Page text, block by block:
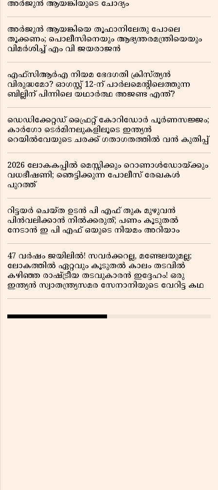
അർജുൻ ആയങ്കിയുടെ ചോദ്യം
അർജുൻ ആയങ്കിയെ തൂഫാനിലേതു പോലെ
തൂക്കണം; പൊലീസിനെയും ആഭ്യന്തരമന്ത്രിയെയും
വിമർശിച്ച് എം വി ജയരാജൻ
എഫ്സിആർഎ നിയമ ഭേദഗതി ക്രിസ്ത്യൻ
വിരുദ്ധമോ? ഓഗസ്റ്റ് 12-ന് പാർലമെന്റിലെത്തുന്ന
ബില്ലിന് പിന്നിലെ യഥാർത്ഥ അജണ്ട എന്ത്?
ഡെഡിക്കേറ്റഡ് ഫ്രൈറ്റ് കോറിഡോർ പൂർണസജ്ജം;
കാർഗോ ടെർമിനലുകളിലൂടെ ഇന്ത്യൻ
റെയിൽവേയുടെ ചരക്ക് ഗതാഗതത്തിൽ വൻ കുതിപ്പ്
2026 ലോകകപ്പിൽ മെസ്സിക്കും റൊണാൾഡോയ്ക്കും
വധഭീഷണി; ഞെട്ടിക്കുന്ന പോലീസ് രേഖകൾ
പുറത്ത്
റിട്ടയർ ചെയ്ത ഉടൻ പി എഫ് തുക മുഴുവൻ
പിൻവലിക്കാൻ നിൽക്കരുത്; പണം കൂടുതൽ
നേടാൻ ഇ പി എഫ് ഒയുടെ നിയമം അറിയാം
47 വർഷം ജയിലിൽ! സവർക്കറല്ല, മണ്ടേലയുമല്ല;
ലോകത്തിൽ ഏറ്റവും കൂടുതൽ കാലം തടവിൽ
കഴിഞ്ഞ രാഷ്ട്രീയ തടവുകാരൻ ഇദ്ദേഹം! ഒരു
ഇന്ത്യൻ സ്വാതന്ത്ര്യസമര സേനാനിയുടെ വേറിട്ട കഥ